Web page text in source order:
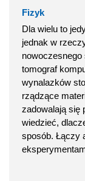
Fizyk
Dla wielu to
jednak w
tomograf
wynalazków
rządzące
zadowalają się
wiedzieć,
sposób. Łączy